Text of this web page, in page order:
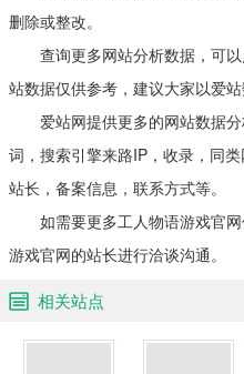
删除或整改。
查询更多网站分析数据，可以
站数据仅供参考，建议大家以爱站
爱站网提供更多的网站数据分
词，搜索引擎来路IP，收录，同
站长，备案信息，联系方式等。
如需要更多工人物语游戏官网
游戏官网的站长进行洽谈沟通。
相关站点